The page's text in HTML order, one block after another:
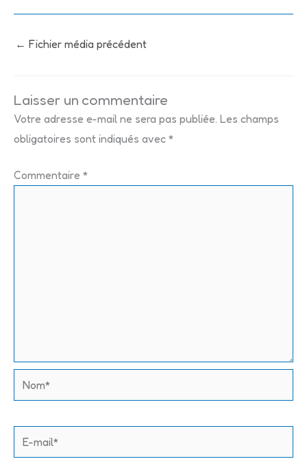
← Fichier média précédent
Laisser un commentaire
Votre adresse e-mail ne sera pas publiée. Les champs
obligatoires sont indiqués avec *
Commentaire *
Nom*
E-
mail*